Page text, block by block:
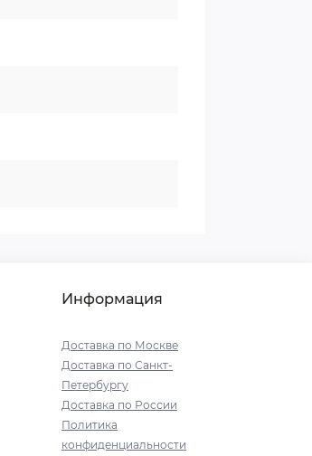
Информация
Доставка по Москве
Доставка по Санкт-
Петербургу
Доставка по России
Политика
конфиденциальности